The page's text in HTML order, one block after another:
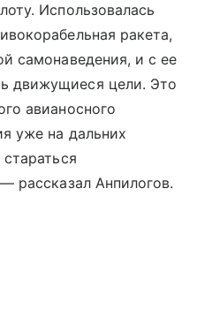
Использовалась
ракета,
самонаведения, и с ее
движущиеся цели. Это
авианосного
уже на дальних
рассказал Анпилогов.